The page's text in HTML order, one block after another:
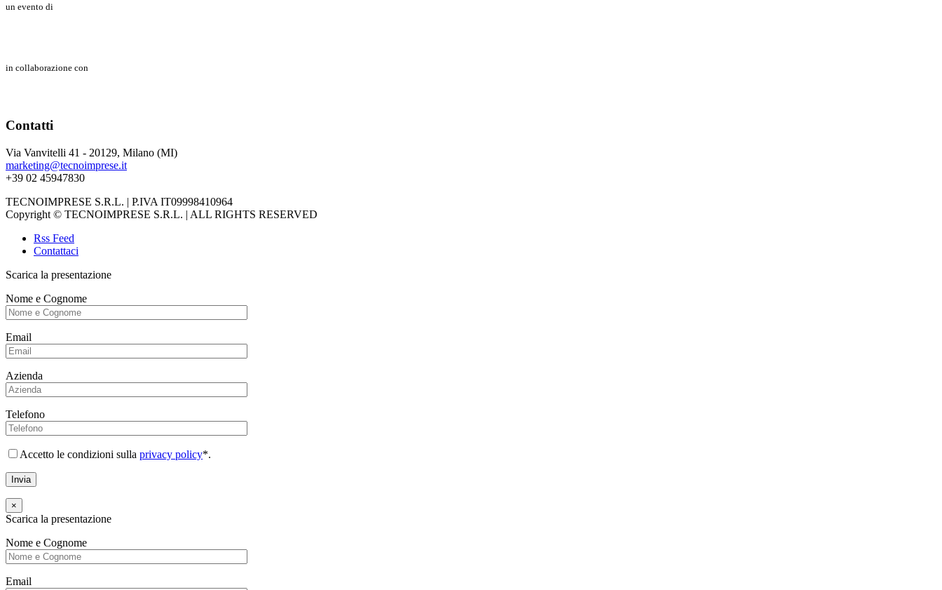
un evento di
in collaborazione con
Contatti
Via Vanvitelli 41 - 20129, Milano (MI)
marketing@tecnoimprese.it
+39 02 45947830
TECNOIMPRESE S.R.L. | P.IVA IT09998410964
Copyright © TECNOIMPRESE S.R.L. | ALL RIGHTS RESERVED
Rss Feed
Contattaci
Scarica la presentazione
Nome e Cognome
Email
Azienda
Telefono
Accetto le condizioni sulla privacy policy*.
×
Scarica la presentazione
Nome e Cognome
Email